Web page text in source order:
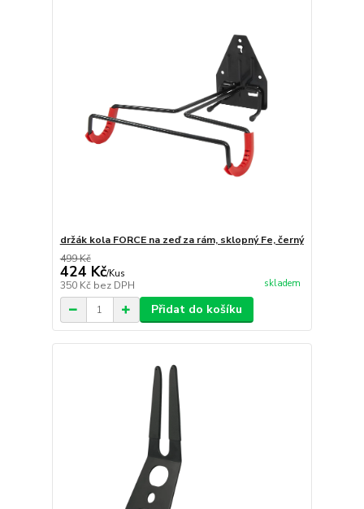
držák kola FORCE na zeď za rám, sklopný Fe, černý
499 Kč
424 Kč/Kus
350 Kč bez DPH skladem
Přidat do košíku